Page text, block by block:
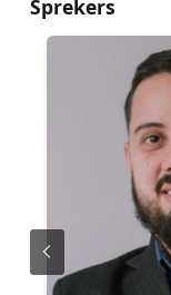
Sprekers